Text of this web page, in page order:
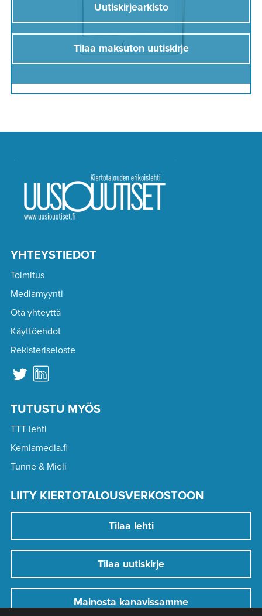
Uutiskirjearkisto
Tilaa maksuton uutiskirje
YHTEYSTIEDOT
Toimitus
Mediamyynti
Ota yhteyttä
Käyttöehdot
Rekisteriseloste
TUTUSTU MYÖS
TTT-lehti
Kemiamedia.fi
Tunne & Mieli
LIITY KIERTOTALOUSVERKOSTOON
Tilaa lehti
Tilaa uutiskirje
Mainosta kanavissamme